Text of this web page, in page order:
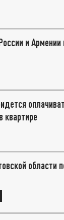
и Армении
квартире
области